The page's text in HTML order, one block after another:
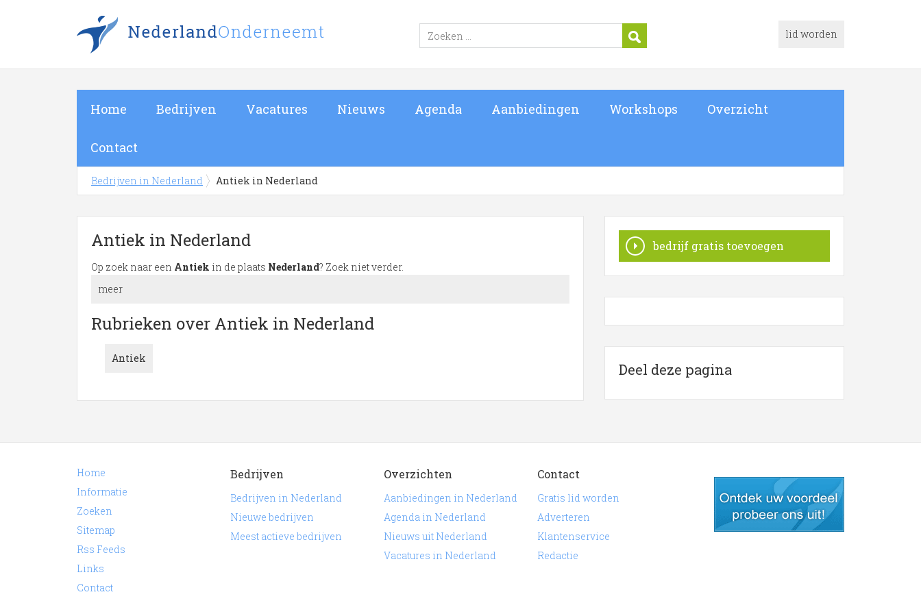
lid worden
Home Bedrijven Vacatures Nieuws Agenda Aanbiedingen Workshops Overzicht
Contact
Bedrijven in Nederland Antiek in Nederland
Antiek in Nederland
Op zoek naar een Antiek in de plaats Nederland? Zoek niet verder.
meer
Meer over Antiek in Nederland
Niet het juiste bedrijf waar u naar zocht? Hieronder is een overzicht weergegeven met alle Antiek in de
regio Nederland.
Rubrieken over Antiek in Nederland
Antiek
bedrijf gratis toevoegen
Deel deze pagina
Home
Informatie
Zoeken
Sitemap
Rss Feeds
Links
Contact
Bedrijven
Bedrijven in Nederland
Nieuwe bedrijven
Meest actieve bedrijven
Overzichten
Aanbiedingen in Nederland
Agenda in Nederland
Nieuws uit Nederland
Vacatures in Nederland
Contact
Gratis lid worden
Adverteren
Klantenservice
Redactie